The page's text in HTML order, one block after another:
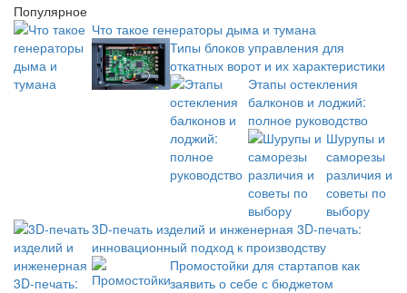
Популярное
Что такое генераторы дыма и тумана
Типы блоков управления для
откатных ворот и их характеристики
Этапы остекления
балконов и лоджий:
полное руководство
Шурупы и
саморезы
различия и
советы по
выбору
3D-печать изделий и инженерная 3D-печать:
инновационный подход к производству
Промостойки для стартапов как
заявить о себе с бюджетом